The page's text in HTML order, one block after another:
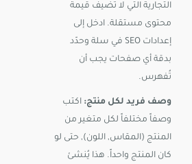
التجارية التي لا تضيف قيمة
محتوى مستقلة. ادخل إلى
إعدادات SEO في سلة وحدّد
بدقة أي صفحات يجب أن
تُفهرس.
وصف فريد لكل منتج: اكتب
وصفاً مختلفاً لكل متغير من
المنتج (المقاس, اللون), حتى لو
كان المنتج واحداً. هذا يُنشئ